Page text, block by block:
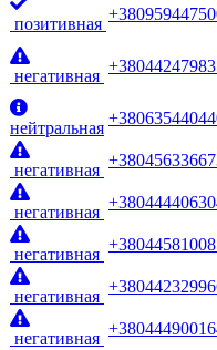
позитивная
негативная
нейтральная
негативная
негативная
негативная
негативная
негативная